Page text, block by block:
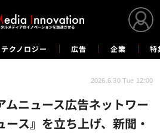
テクノロジー 広告 企業 特
ムニュース広告ネットワー
ス』を立ち上げ、新聞・
2026.6.30 Tue 12:00